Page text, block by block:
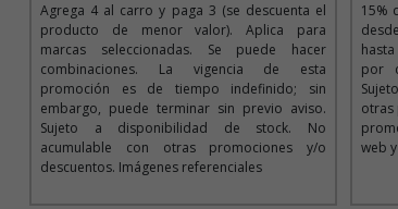
Agrega 4 al carro y paga 3 (se descuenta el
producto de menor valor). Aplica para
marcas seleccionadas. Se puede hacer
combinaciones. La vigencia de esta
promoción es de tiempo indefinido; sin
embargo, puede terminar sin previo aviso.
Sujeto a disponibilidad de stock. No
acumulable con otras promociones y/o
descuentos. Imágenes referenciales
15%
por
otras
web